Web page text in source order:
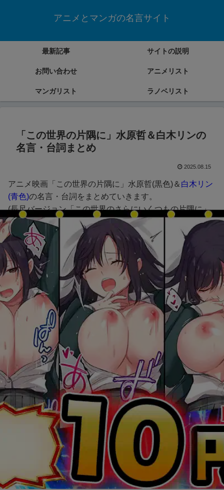
アニメとマンガの名言サイト
最新記事 サイトの説明
お問い合わせ アニメリスト
マンガリスト ラノベリスト
「この世界の片隅に」水原哲＆白木リンの
名言・台詞まとめ
2025.08.15
アニメ映画「この世界の片隅に」水原哲(黒色)＆ 白木リン
(青色)の名言・台詞をまとめていきます。
(長尺バージョン「この世界のさらにいくつもの片隅に」
で編集)
この世界の片隅に